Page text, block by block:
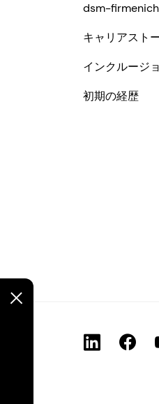
dsm-
キャリアスト
インクルージ
初期の経歴